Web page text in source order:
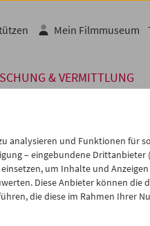
& VERMITTLUNG
Mein Filmmuseum
Nr. 27
analysieren und Funktionen für
– eingebundene Drittanbieter
um Inhalte und Anzeigen
Diese Anbieter können die
die diese im Rahmen Ihrer